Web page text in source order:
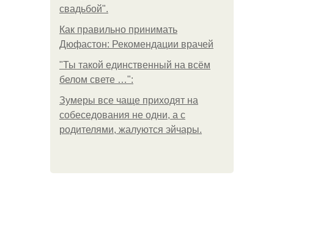
свадьбой".
Как правильно принимать
Дюфастон: Рекомендации врачей
"Ты такой единственный на всём
белом свете …":
Зумеры все чаще приходят на
собеседования не одни, а с
родителями, жалуются эйчары.